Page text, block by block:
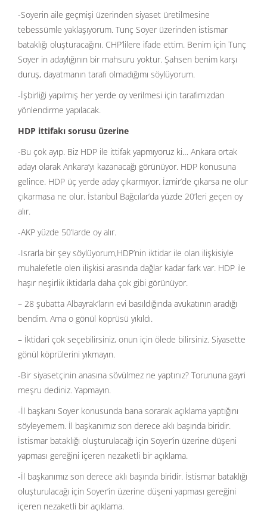
-Soyerin aile geçmişi üzerinden siyaset üretilmesine
tebessümle yaklaşıyorum. Tunç Soyer üzerinden istismar
bataklığı oluşturacağını. CHP’lilere ifade ettim. Benim için Tunç
Soyer in adaylığının bir mahsuru yoktur. Şahsen benim karşı
duruş, dayatmanın tarafı olmadığımı söylüyorum.
-İşbirliği yapılmış her yerde oy verilmesi için tarafımızdan
yönlendirme yapılacak.
HDP ittifakı sorusu üzerine
-Bu çok ayıp. Biz HDP ile ittifak yapmıyoruz ki… Ankara ortak
adayı olarak Ankara’yı kazanacağı görünüyor. HDP konusuna
gelince. HDP üç yerde aday çıkarmıyor. İzmir’de çıkarsa ne olur
çıkarmasa ne olur. İstanbul Bağcılar’da yüzde 20’leri geçen oy
alır.
-AKP yüzde 50’larde oy alır.
-Israrla bir şey söylüyorum,HDP’nin iktidar ile olan ilişkisiyle
muhalefetle olen ilişkisi arasında dağlar kadar fark var. HDP ile
haşır neşirlik iktidarla daha çok gibi görünüyor.
– 28 şubatta Albayrak’ların evi basıldığında avukatının aradığı
bendim. Ama o gönül köprüsü yıkıldı.
– İktidari çok seçebilirsiniz, onun için ölede bilirsiniz. Siyasette
gönül köprülerini yıkmayın.
-Bir siyasetçinin anasına sövülmez ne yaptınız? Torununa gayri
meşru dediniz. Yapmayın.
-İl başkanı Soyer konusunda bana sorarak açıklama yaptığını
söyleyemem. İl başkanımız son derece aklı başında biridir.
İstismar bataklığı oluşturulacağı için Soyer’in üzerine düşeni
yapması gereğini içeren nezaketli bir açıklama.
-İl başkanımız son derece aklı başında biridir. İstismar bataklığı
oluşturulacağı için Soyer’in üzerine düşeni yapması gereğini
içeren nezaketli bir açıklama.